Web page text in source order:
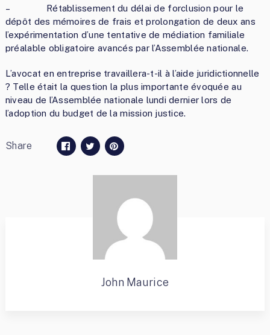
– Rétablissement du délai de forclusion pour le
dépôt des mémoires de frais et prolongation de deux ans
l’expérimentation d’une tentative de médiation familiale
préalable obligatoire avancés par l’Assemblée nationale.
L’avocat en entreprise travaillera-t-il à l’aide juridictionnelle
? Telle était la question la plus importante évoquée au
niveau de l’Assemblée nationale lundi dernier lors de
l’adoption du budget de la mission justice.
Share
John Maurice